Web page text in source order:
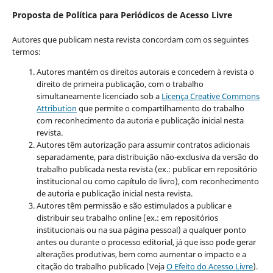
Proposta de Política para Periódicos de Acesso Livre
Autores que publicam nesta revista concordam com os seguintes
termos:
Autores mantém os direitos autorais e concedem à revista o
direito de primeira publicação, com o trabalho
simultaneamente licenciado sob a Licença Creative Commons
Attribution que permite o compartilhamento do trabalho
com reconhecimento da autoria e publicação inicial nesta
revista.
Autores têm autorização para assumir contratos adicionais
separadamente, para distribuição não-exclusiva da versão do
trabalho publicada nesta revista (ex.: publicar em repositório
institucional ou como capítulo de livro), com reconhecimento
de autoria e publicação inicial nesta revista.
Autores têm permissão e são estimulados a publicar e
distribuir seu trabalho online (ex.: em repositórios
institucionais ou na sua página pessoal) a qualquer ponto
antes ou durante o processo editorial, já que isso pode gerar
alterações produtivas, bem como aumentar o impacto e a
citação do trabalho publicado (VejaO Efeito do Acesso Livre).